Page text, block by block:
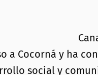
a Cocorná y ha
social y